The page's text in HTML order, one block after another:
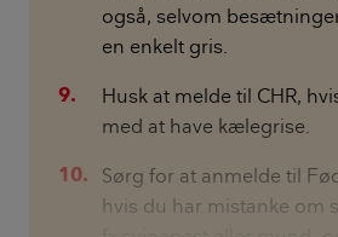
også, selvom
en enkelt gris.
Husk at melde til CHR,
med at have kælegrise.
Sørg for at anmelde til
hvis du har mistanke om